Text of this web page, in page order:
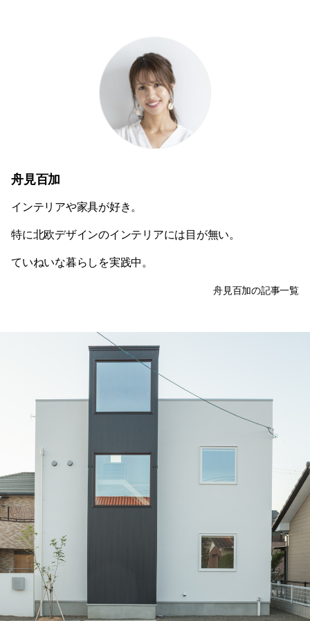
舟見百加
インテリアや家具が好き。
特に北欧デザインのインテリアには目が無い。
ていねいな暮らしを実践中。
舟見百加の記事一覧